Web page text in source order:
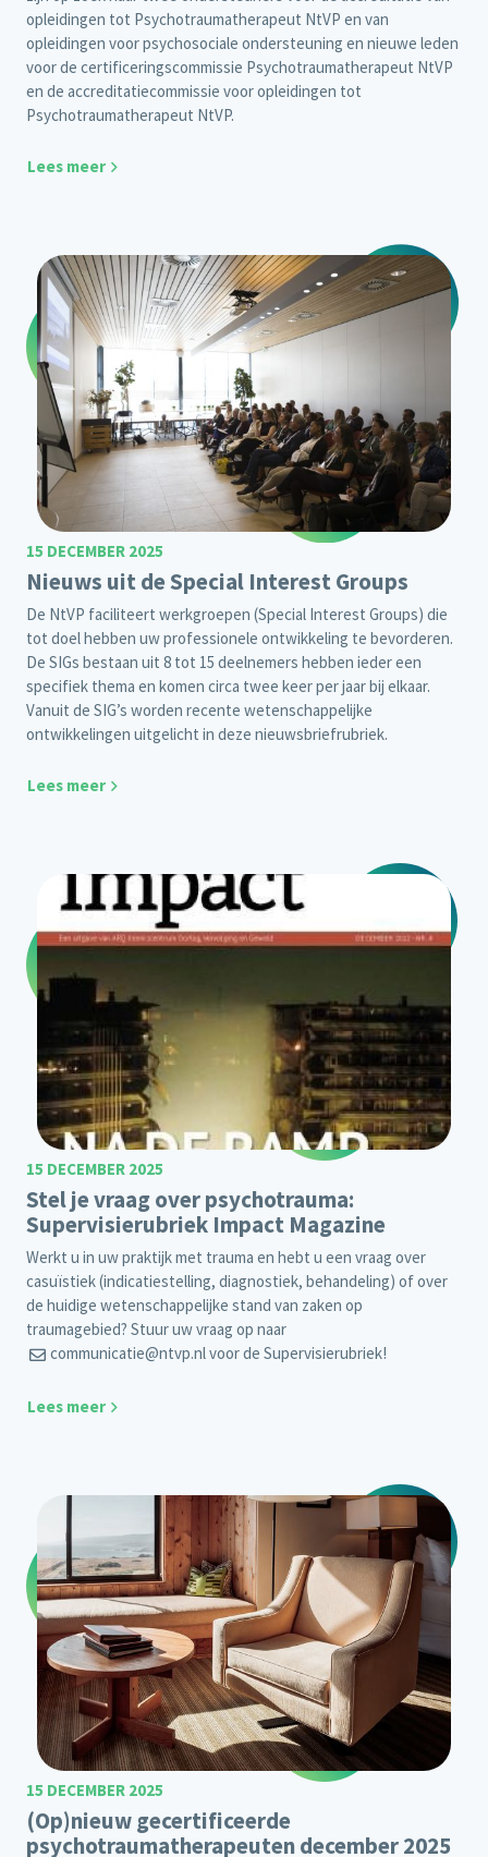
opleidingen tot Psychotraumatherapeut NtVP en van
opleidingen voor psychosociale ondersteuning en nieuwe leden
voor de certificeringscommissie Psychotraumatherapeut NtVP
en de accreditatiecommissie voor opleidingen tot
Psychotraumatherapeut NtVP.
Lees meer
15 DECEMBER 2025
Nieuws uit de Special Interest Groups
De NtVP faciliteert werkgroepen (Special Interest Groups) die
tot doel hebben uw professionele ontwikkeling te bevorderen.
De SIGs bestaan uit 8 tot 15 deelnemers hebben ieder een
specifiek thema en komen circa twee keer per jaar bij elkaar.
Vanuit de SIG’s worden recente wetenschappelijke
ontwikkelingen uitgelicht in deze nieuwsbriefrubriek.
Lees meer
15 DECEMBER 2025
Stel je vraag over psychotrauma:
Supervisierubriek Impact Magazine
Werkt u in uw praktijk met trauma en hebt u een vraag over
casuïstiek (indicatiestelling, diagnostiek, behandeling) of over
de huidige wetenschappelijke stand van zaken op
traumagebied? Stuur uw vraag op naar
communicatie@ntvp.nlvoor de Supervisierubriek!
Lees meer
15 DECEMBER 2025
(Op)nieuw gecertificeerde
psychotraumatherapeuten december 2025